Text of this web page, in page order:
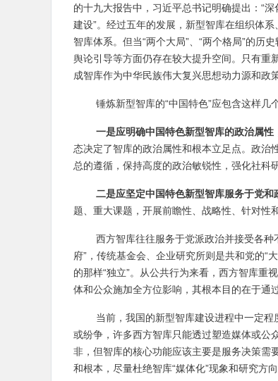
的十九大报告中，习近平总书记明确提出：“
建设”。经过五年的发展，新型智库在组织体
智库体系。但当“两个大局”、“两个格局”的历
舆论引导等方面仍存在较大提升空间。只有重
成智库作为中华民族伟大复兴思想动力源和政
锤炼新型智库的“中国特色”应包含这样几
一是应明确中国特色新型智库的政治属性
态决定了智库的政治属性和根本立足点。政治
总的遵循，保持高度的政治敏锐性，强化社科
二是应坚定中国特色新型智库服务于党和
题、重大课题，开展前瞻性、战略性、针对性
西方智库往往服务于党派政治并接受各
府”，传统基金会、企业研究所则是共和党的“
的那样“独立”。从公共行为来看，西方智库重
体和公众施加全方位影响，其根本目的在于通
当前，我国的新型智库建设进程中一定
或纷争，许多西方智库只能透过塑造媒体或公
非，但智库的核心功能应该主要是服务决策需
和根本，尽量杜绝智库“媒体化”现象和研究方向